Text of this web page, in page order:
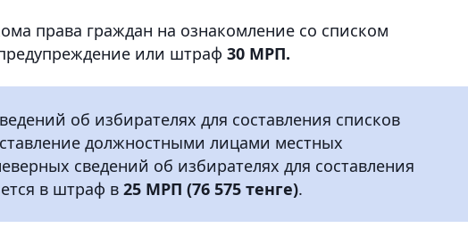
права граждан на ознакомление со списком
или штраф 30 МРП.
об избирателях для составления списков
должностными лицами местных
сведений об избирателях для составления
в штраф в 25 МРП (76 575 тенге).